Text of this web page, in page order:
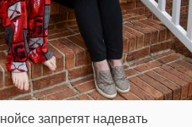
запретят надевать